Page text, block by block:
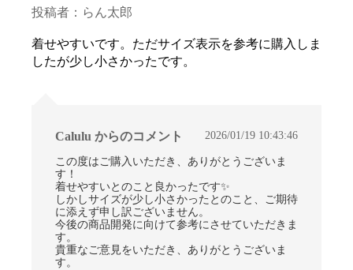
投稿者：らん太郎
着せやすいです。ただサイズ表示を参考に購入しま
したが少し小さかったです。
Calulu からのコメント 2026/01/19 10:43:46
この度はご購入いただき、ありがとうございま
す！
着せやすいとのこと良かったです✨
しかしサイズが少し小さかったとのこと、ご期待
に添えず申し訳ございません。
今後の商品開発に向けて参考にさせていただきま
す。
貴重なご意見をいただき、ありがとうございま
す。